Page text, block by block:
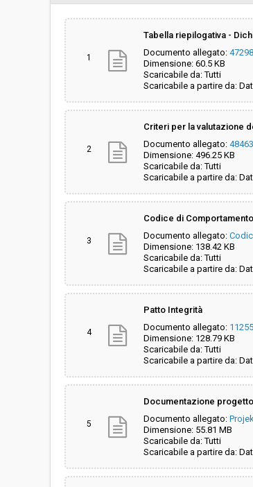
Svolgimento:
Pubblicata da: -
La stazione appaltante agisce per
conto di un altro soggetto singolo:
No
1
Tabella riepilogativa -
Documento allegato:
Dimensione: 60.5 KB
Scaricabile da: Tutti
Scaricabile a partire da:
2
Criteri per la valutazione
Documento allegato:
Dimensione: 496.25 KB
Scaricabile da: Tutti
Scaricabile a partire da:
3
Codice di Comportamento
Documento allegato:
Dimensione: 138.42 KB
Scaricabile da: Tutti
Scaricabile a partire da:
4
Patto Integrità
Documento allegato:
Dimensione: 128.79 KB
Scaricabile da: Tutti
Scaricabile a partire da:
5
Documentazione
Documento allegato:
Dimensione: 55.81 MB
Scaricabile da: Tutti
Scaricabile a partire da: